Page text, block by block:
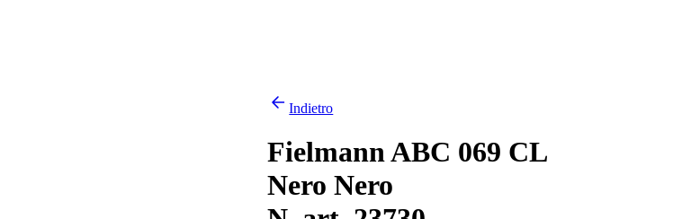
Indietro
Fielmann ABC 069 CL
Nero Nero